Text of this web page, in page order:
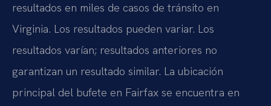
resultados en miles de casos de tránsito en
Virginia. Los resultados pueden variar. Los
resultados varían; resultados anteriores no
garantizan un resultado similar. La ubicación
principal del bufete en Fairfax se encuentra en